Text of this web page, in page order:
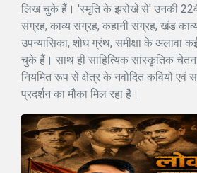
लिख चुके हैं। 'स्मृति के झरोखे से' उनकी
संग्रह, काव्य संग्रह, कहानी संग्रह, खंड
उपन्यासिका, शोध ग्रंथ, समीक्षा के अलावा
चुके हैं। साथ ही साहित्यिक सांस्कृतिक
नियमित रूप से क्षेत्र के नवोदित कवियों एवं
प्रदर्शन का मौका मिल रहा है।